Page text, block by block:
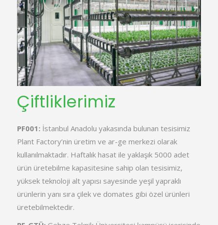
Çiftliklerimiz
PF001: İstanbul Anadolu yakasında bulunan tesisimiz
Plant Factory’nin üretim ve ar-ge merkezi olarak
kullanılmaktadır. Haftalık hasat ile yaklaşık 5000 adet
ürün üretebilme kapasitesine sahip olan tesisimiz,
yüksek teknoloji alt yapısı sayesinde yeşil yapraklı
ürünlerin yanı sıra çilek ve domates gibi özel ürünleri
üretebilmektedir.